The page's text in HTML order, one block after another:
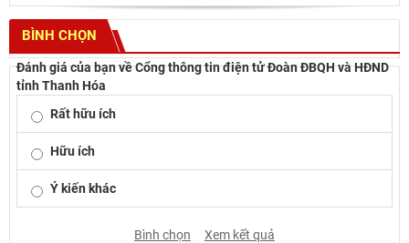
BÌNH CHỌN
Đánh giá của bạn về Cổng thông tin điện tử Đoàn ĐBQH và HĐND
tỉnh Thanh Hóa
Rất hữu ích
Hữu ích
Ý kiến khác
Bình chọn Xem kết quả